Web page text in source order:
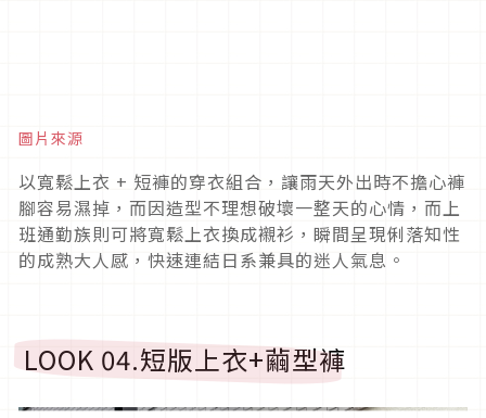
圖片來源
以寬鬆上衣 + 短褲的穿衣組合，讓雨天外出時不擔心褲
腳容易濕掉，而因造型不理想破壞一整天的心情，而上
班通勤族則可將寬鬆上衣換成襯衫，瞬間呈現俐落知性
的成熟大人感，快速連結日系兼具的迷人氣息。
LOOK 04.短版上衣+繭型褲